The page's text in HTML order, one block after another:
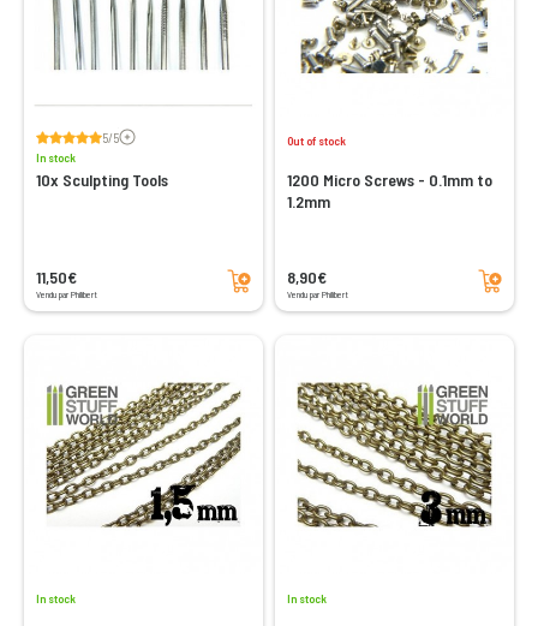
5/5Voir les avis
In stock
10x Sculpting Tools
11,50€
Vendu par Philibert
Add to cart
Out of stock
1200 Micro Screws - 0.1mm to
1.2mm
8,90€
Vendu par Philibert
Add to cart
In stock In stock